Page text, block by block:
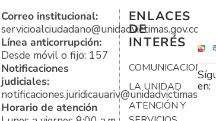
Correo institucional:
servicioalciudadano@unidadvictimas.gov.co
Línea anticorrupción:
Desde móvil o fijo: 157
Notificaciones
judiciales:
Horario de atención
ENLACES
DE
INTERÉS
COMUNICACIONES
LA UNIDAD
ATENCIÓN Y
en: